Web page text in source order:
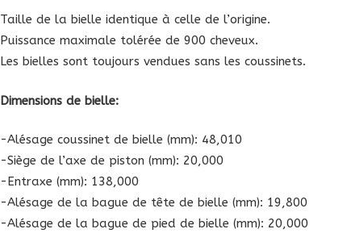
Taille de la bielle identique à celle de l’origine.
Puissance maximale tolérée de 900 cheveux.
Les bielles sont toujours vendues sans les coussinets.
Dimensions de bielle:
-Alésage coussinet de bielle (mm): 48,010
-Siège de l’axe de piston (mm): 20,000
-Entraxe (mm): 138,000
-Alésage de la bague de tête de bielle (mm): 19,800
-Alésage de la bague de pied de bielle (mm): 20,000